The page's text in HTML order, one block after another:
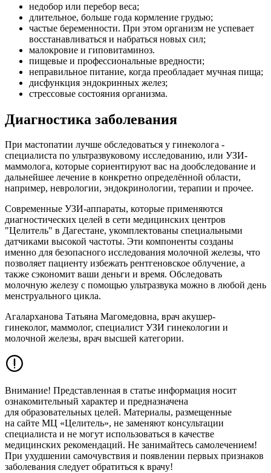
недобор или перебор веса;
длительное, больше года кормление грудью;
частые беременности. При этом организм не успевает
восстанавливаться и набраться новых сил;
малокровие и гиповитаминоз.
пищевые и профессиональные вредности;
неправильное питание, когда преобладает мучная пища;
дисфункция эндокринных желез;
стрессовые состояния организма.
Диагностика заболевания
При мастопатии лучше обследоваться у гинеколога -
специалиста по ультразвуковому исследованию, или УЗИ-
маммолога, которые сориентируют вас на дообследование и
дальнейшее лечение в конкретно определённой области,
например, неврологии, эндокринологии, терапии и прочее.
Современные УЗИ-аппараты, которые применяются
диагностических целей в сети медицинских центров
"Целитель" в Дагестане, укомплектованы специальными
датчиками высокой частоты. Эти компоненты созданы
именно для безопасного исследования молочной железы, что
позволяет пациенту избежать рентгеновское облучение, а
также сэкономит ваши деньги и время. Обследовать
молочную железу с помощью ультразвука можно в любой день
менструального цикла.
Агаларханова Татьяна Магомедовна, врач акушер-
гинеколог, маммолог, специалист УЗИ гинекологии и
молочной железы, врач высшей категории.
Внимание! Представленная в статье информация носит
ознакомительный характер и предназначена
для образовательных целей. Материалы, размещенные
на сайте МЦ «Целитель», не заменяют консультации
специалиста и не могут использоваться в качестве
медицинских рекомендаций. Не занимайтесь самолечением!
При ухудшении самочувствия и появлении первых признаков
заболевания следует обратиться к врачу!